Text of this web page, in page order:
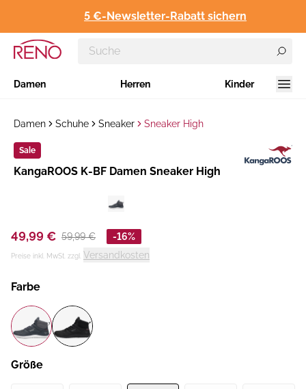
5 €-Newsletter-Rabatt sichern
Damen Herren Kinder
Damen Schuhe Sneaker Sneaker High
Sale
Hersteller:
KangaROOS K-BF Damen Sneaker High
49,99 € 59,99 € -16%
Preise inkl. MwSt. zzgl. Versandkosten
Farbe
Größe